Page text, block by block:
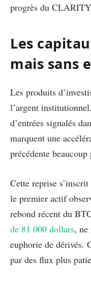
progrès du
Les
mais sans
Les produits
l’argent
d’entrées signalés
marquent une
précédente
Cette reprise
le premier actif
rebond récent du
de 81 000 dollars, ne
euphorie de dérivés.
par des flux plus